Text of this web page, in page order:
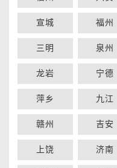
宣城 福州
三明 泉州
龙岩 宁德
萍乡 九江
赣州 吉安
上饶 济南